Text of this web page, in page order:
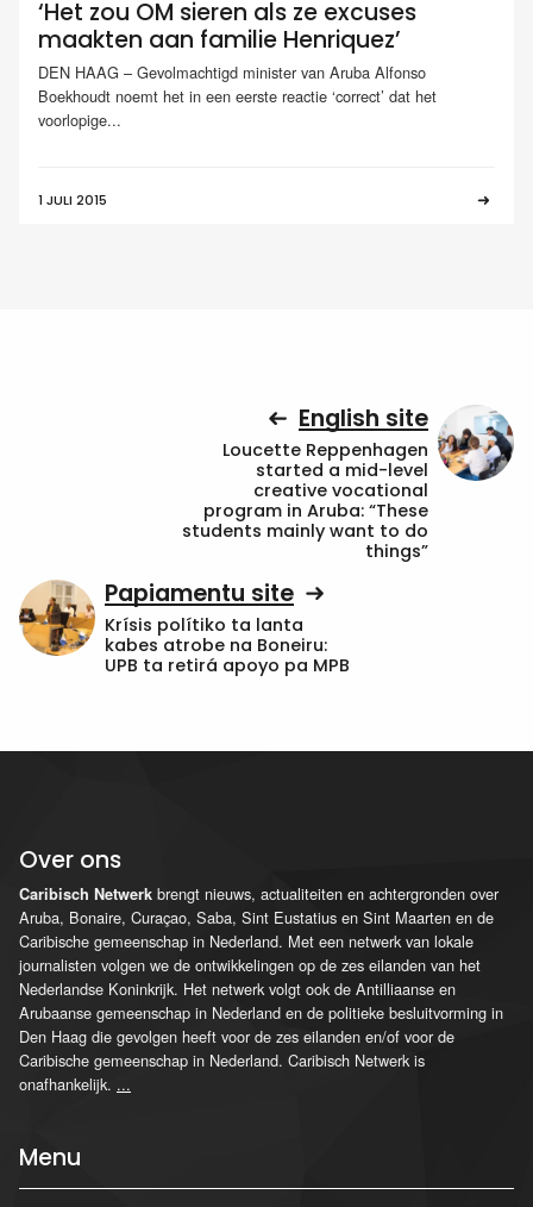
‘Het zou OM sieren als ze excuses
maakten aan familie Henriquez’
DEN HAAG – Gevolmachtigd minister van Aruba Alfonso
Boekhoudt noemt het in een eerste reactie ‘correct’ dat het
voorlopige...
1 JULI 2015
English site
Loucette Reppenhagen
started a mid-level
creative vocational
program in Aruba: “These
students mainly want to do
things”
Papiamentu site
Krísis polítiko ta lanta
kabes atrobe na Boneiru:
UPB ta retirá apoyo pa MPB
Over ons
Caribisch Netwerk brengt nieuws, actualiteiten en achtergronden over
Aruba, Bonaire, Curaçao, Saba, Sint Eustatius en Sint Maarten en de
Caribische gemeenschap in Nederland. Met een netwerk van lokale
journalisten volgen we de ontwikkelingen op de zes eilanden van het
Nederlandse Koninkrijk. Het netwerk volgt ook de Antilliaanse en
Arubaanse gemeenschap in Nederland en de politieke besluitvorming in
Den Haag die gevolgen heeft voor de zes eilanden en/of voor de
Caribische gemeenschap in Nederland. Caribisch Netwerk is
onafhankelijk. ...
Menu